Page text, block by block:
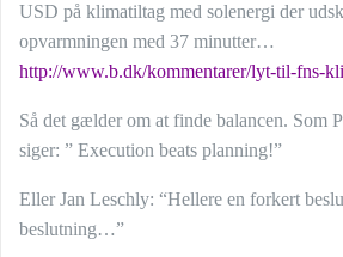
USD på klimatiltag med solenergi der
opvarmningen med 37 minutter…
http://www.b.dk/kommentarer/lyt-til-fns-
Så det gælder om at finde balancen. Som
siger: ” Execution beats planning!”
Eller Jan Leschly: “Hellere en forkert
beslutning…”